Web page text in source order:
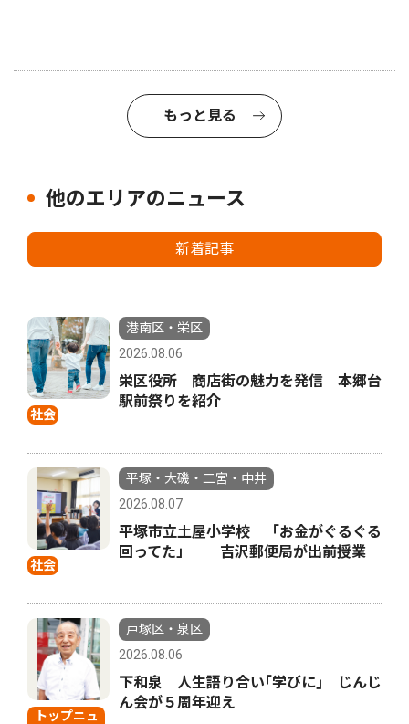
もっと見る
他のエリアのニュース
新着記事
社会
港南区・栄区
2026.08.06
栄区役所 商店街の魅力を発信 本郷台
駅前祭りを紹介
社会
平塚・大磯・二宮・中井
2026.08.07
平塚市立土屋小学校 「お金がぐるぐる
回ってた」 吉沢郵便局が出前授業
トップニュ
戸塚区・泉区
2026.08.06
下和泉 人生語り合い｢学びに｣ じんじ
ん会が５周年迎え